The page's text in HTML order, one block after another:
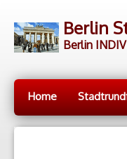
Berlin
Berlin
Home